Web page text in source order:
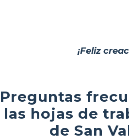
¡Feliz
Preguntas
las hojas de
de San